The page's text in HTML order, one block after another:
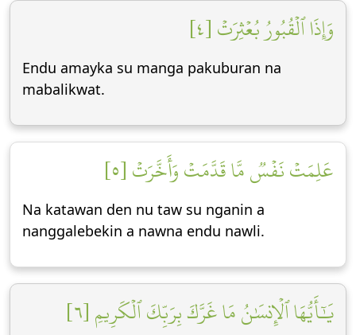
وَإِذَا ٱلۡقُبُورُ بُعۡثِرَتۡ [٤]
Endu amayka su manga pakuburan na
mabalikwat.
عَلِمَتۡ نَفۡسٞ مَّا قَدَّمَتۡ وَأَخَّرَتۡ [٥]
Na katawan den nu taw su nganin a
nanggalebekin a nawna endu nawli.
يَٰٓأَيُّهَا ٱلۡإِنسَٰنُ مَا غَرَّكَ بِرَبِّكَ ٱلۡكَرِيمِ [٦]